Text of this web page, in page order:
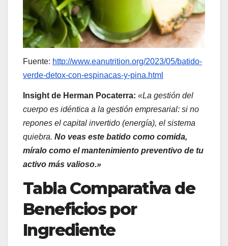
Fuente: http://www.eanutrition.org/2023/05/batido-
verde-detox-con-espinacas-y-pina.html
Insight de Herman Pocaterra: «La gestión del
cuerpo es idéntica a la gestión empresarial: si no
repones el capital invertido (energía), el sistema
quiebra. No veas este batido como comida,
míralo como el mantenimiento preventivo de tu
activo más valioso.»
Tabla Comparativa de
Beneficios por
Ingrediente